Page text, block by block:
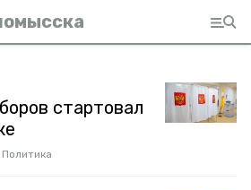
стартовал
Политика